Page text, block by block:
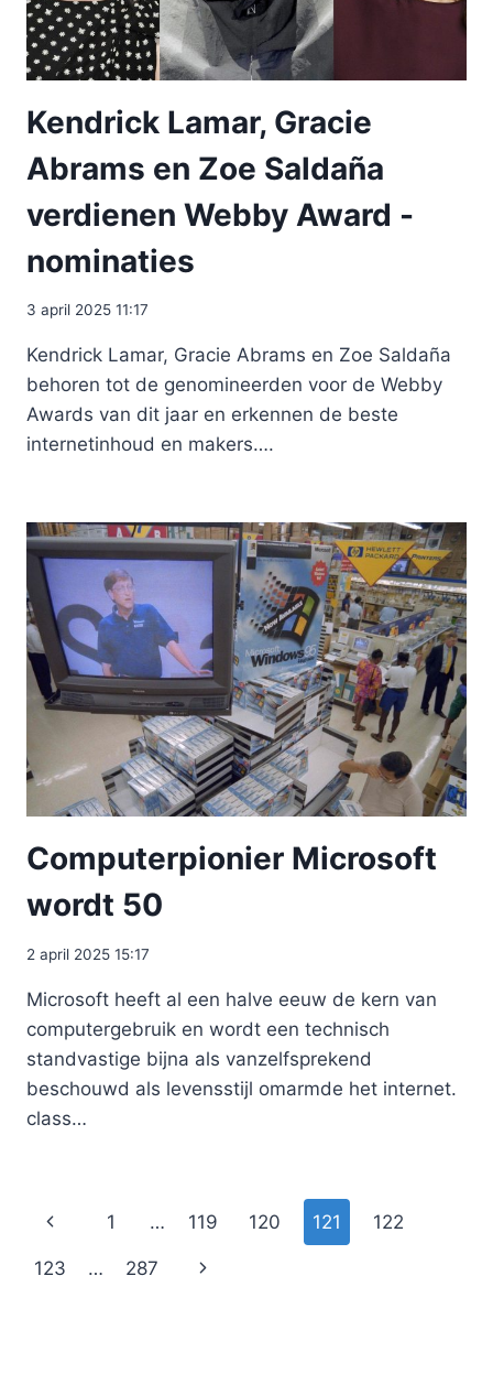
Kendrick Lamar, Gracie
Abrams en Zoe Saldaña
verdienen Webby Award -
nominaties
3 april 2025 11:17
Kendrick Lamar, Gracie Abrams en Zoe Saldaña
behoren tot de genomineerden voor de Webby
Awards van dit jaar en erkennen de beste
internetinhoud en makers….
Computerpionier Microsoft
wordt 50
2 april 2025 15:17
Microsoft heeft al een halve eeuw de kern van
computergebruik en wordt een technisch
standvastige bijna als vanzelfsprekend
beschouwd als levensstijl omarmde het internet.
class…
Paginanavigatie
Vorige
pagina
1 … 119 120 121 122
123 … 287
Volgende